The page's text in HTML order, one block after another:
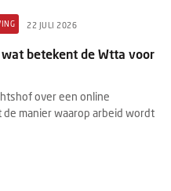
22 JULI 2026
betekent de Wtta voor
over een online
manier waarop arbeid wordt